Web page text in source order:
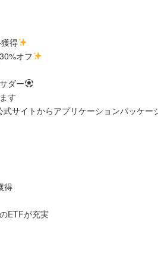
得
オフ
ダー
す
サイトからアプリケーションパッケ
得
ETFが充実